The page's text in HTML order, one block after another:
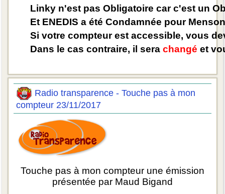
Linky n'est pas Obligatoire car c'est un
Et ENEDIS a été Condamnée pour
Si votre compteur est accessible, vous
Dans le cas contraire, il serachangé et
Radio transparence - Touche pas à mon
compteur 23/11/2017
Touche pas à mon compteur une émission
présentée par Maud Bigand